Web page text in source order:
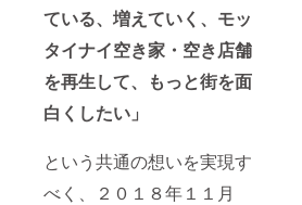
ている、増えていく、モッ
タイナイ空き家・空き店舗
を再生して、もっと街を面
白くしたい」
という共通の想いを実現す
べく、２０１８年１１月